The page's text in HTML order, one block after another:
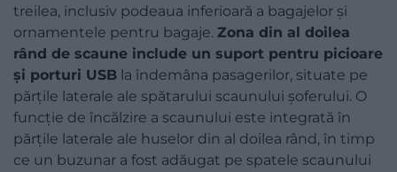
treilea, inclusiv podeaua inferioară a bagajelor și
ornamentele pentru bagaje. Zona din al doilea
rând de scaune include un suport pentru picioare
și porturi USB la îndemâna pasagerilor, situate pe
părțile laterale ale spătarului scaunului șoferului. O
funcție de încălzire a scaunului este integrată în
părțile laterale ale huselor din al doilea rând, în timp
ce un buzunar a fost adăugat pe spatele scaunului